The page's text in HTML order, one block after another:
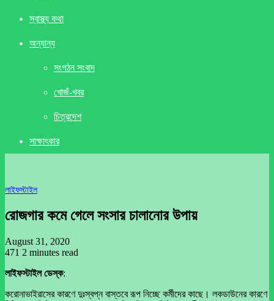
স্বাস্থ্য কথা
অন্যান্য
সংগঠন সংবাদ
খােজঁ-খবর
চিত্রদেশ
সাক্ষাৎকার
লাইফস্টাইল
রোজগার কমে গেলে সংসার চালানোর উপায়
August 31, 2020
471 2 minutes read
লাইফস্টাইল ডেস্ক:
করোনাভাইরাসের কারণে দুঃস্বপ্ন বাস্তবে রূপ নিচ্ছে কর্মীদের কাছে। লকডাউনের কারণে